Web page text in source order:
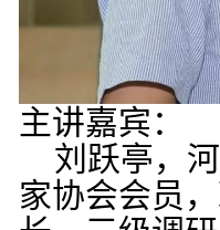
主讲嘉宾：
刘跃亭，
家协会会员